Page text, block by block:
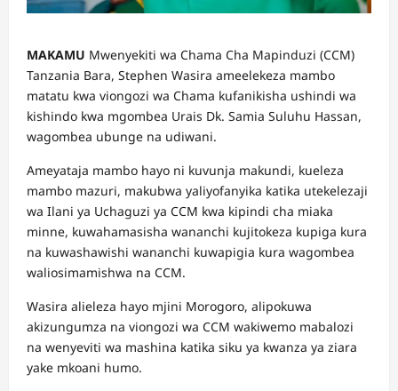
MAKAMU Mwenyekiti wa Chama Cha Mapinduzi (CCM)
Tanzania Bara, Stephen Wasira ameelekeza mambo
matatu kwa viongozi wa Chama kufanikisha ushindi wa
kishindo kwa mgombea Urais Dk. Samia Suluhu Hassan,
wagombea ubunge na udiwani.
Ameyataja mambo hayo ni kuvunja makundi, kueleza
mambo mazuri, makubwa yaliyofanyika katika utekelezaji
wa Ilani ya Uchaguzi ya CCM kwa kipindi cha miaka
minne, kuwahamasisha wananchi kujitokeza kupiga kura
na kuwashawishi wananchi kuwapigia kura wagombea
waliosimamishwa na CCM.
Wasira alieleza hayo mjini Morogoro, alipokuwa
akizungumza na viongozi wa CCM wakiwemo mabalozi
na wenyeviti wa mashina katika siku ya kwanza ya ziara
yake mkoani humo.